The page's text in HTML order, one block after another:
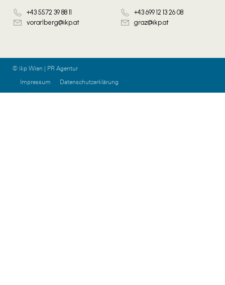
+43 5572 39 88 11
vorarlberg@ikp.at
+43 699 12 13 26 08
graz@ikp.at
© ikp Wien | PR Agentur
Impressum
Datenschutzerklärung